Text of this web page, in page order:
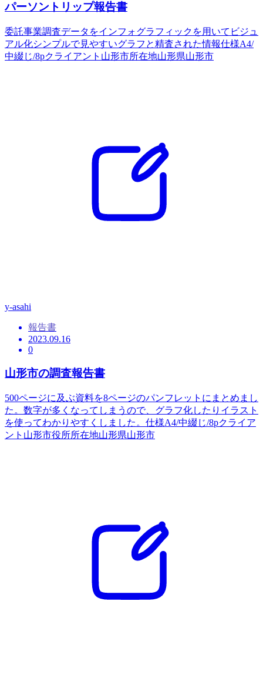
パーソントリップ報告書
委託事業調査データをインフォグラフィックを用いてビジュ
アル化シンプルで見やすいグラフと精査された情報仕様A4/
中綴じ/8pクライアント山形市所在地山形県山形市
y-asahi
報告書
2023.09.16
0
山形市の調査報告書
500ページに及ぶ資料を8ページのパンフレットにまとめまし
た。数字が多くなってしまうので、グラフ化したりイラスト
を使ってわかりやすくしました。仕様A4/中綴じ/8pクライア
ント山形市役所所在地山形県山形市